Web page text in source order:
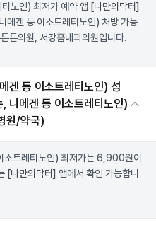
노인) 최저가 예약 앱 [나만의닥터]
메겐 등 이소트레티노인) 처방 가능
튼의원, 서강흠내과의원입니다.
겐 등 이소트레티노인) 성
니메겐 등 이소트레티노인)
원/약국)
소트레티노인) 최저가는 6,900원이
[나만의닥터] 앱에서 확인 가능합니